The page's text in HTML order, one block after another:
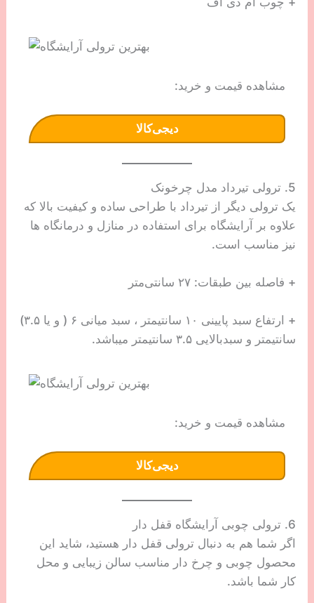
مشاهده قیمت و خرید:
دیجی‌کالا
5. ترولی تیرداد مدل چرخونک
یک ترولی دیگر از تیرداد با طراحی ساده و کیفیت بالا که
علاوه بر آرایشگاه برای استفاده در منازل و درمانگاه ها
نیز مناسب است.
+ فاصله بین طبقات: ۲۷ سانتی‌متر
+ ارتفاع سبد پایینی ۱۰ سانتیمتر ، سبد میانی ۶ ( و یا ۳.۵)
سانتیمتر و سبدبالایی ۳.۵ سانتیمتر میباشد.
مشاهده قیمت و خرید:
دیجی‌کالا
6. ترولی چوبی آرایشگاه قفل دار
اگر شما هم به دنبال ترولی قفل دار هستید، شاید این
محصول چوبی و چرخ دار مناسب سالن زیبایی و محل
کار شما باشد.